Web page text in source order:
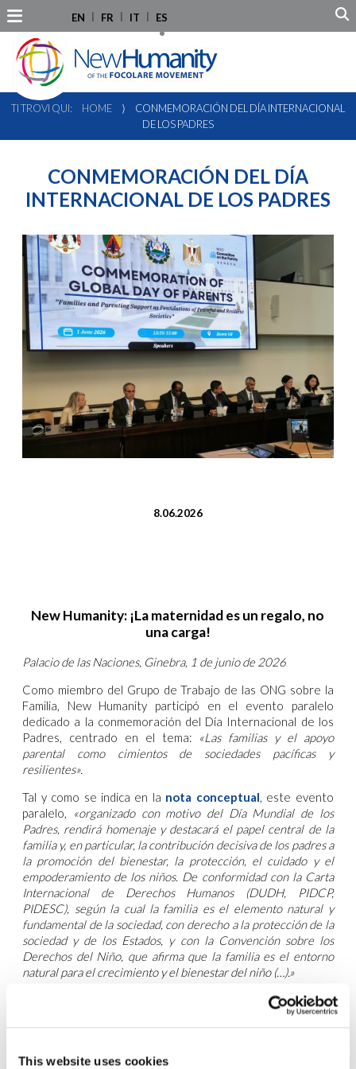
This website uses cookies
EN FR IT ES
TI TROVI QUI: HOME ⟩
CONMEMORACIÓN DEL DÍA INTERNACIONAL
DE LOS PADRES
CONMEMORACIÓN DEL DÍA
INTERNACIONAL DE LOS PADRES
8.06.2026
New Humanity: ¡La maternidad es un regalo, no
una carga!
Palacio de las Naciones, Ginebra, 1 de junio de 2026
Como miembro del Grupo de Trabajo de las ONG sobre la
Familia, New Humanity participó en el evento paralelo
dedicado a la conmemoración del Día Internacional de los
Padres, centrado en el tema: «Las familias y el apoyo
parental como cimientos de sociedades pacíficas y
resilientes».
Tal y como se indica en la nota conceptual, este evento
paralelo,
«organizado con motivo del Día Mundial de los
Padres, rendirá homenaje y destacará el papel central de la
familia y, en particular, la contribución decisiva de los padres a
la promoción del bienestar, la protección, el cuidado y el
empoderamiento de los niños. De conformidad con la Carta
Internacional de Derechos Humanos (DUDH, PIDCP,
PIDESC), según la cual la familia es el elemento natural y
fundamental de la sociedad, con derecho a la protección de la
sociedad y de los Estados, y con la Convención sobre los
Derechos del Niño, que afirma que la familia es el entorno
natural para el crecimiento y el bienestar del niño (…).»
Los objetivos de este evento paralelo eran los siguientes:
cohesionadas;